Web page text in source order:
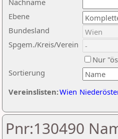
Nachname
Ebene
Sortierung
Bundesland
Spgem./Kreis/Verein
Nur
Vereinslisten:Wien
Pnr:130490